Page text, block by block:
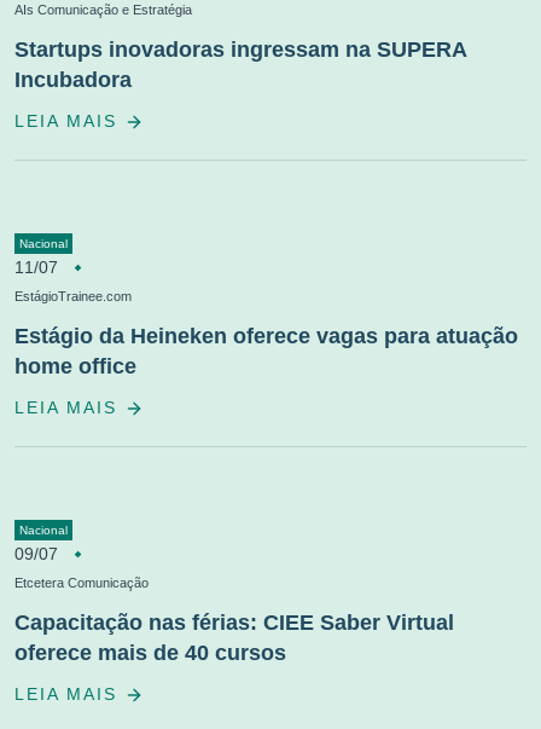
AIs Comunicação e Estratégia
Startups inovadoras ingressam na SUPERA
Incubadora
LEIA MAIS
Nacional
11/07
EstágioTrainee.com
Estágio da Heineken oferece vagas para atuação
home office
LEIA MAIS
Nacional
09/07
Etcetera Comunicação
Capacitação nas férias: CIEE Saber Virtual
oferece mais de 40 cursos
LEIA MAIS